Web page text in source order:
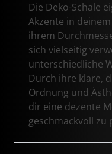
Die Deko-Schale
Akzente in
ihrem
sich vielseitig
unterschiedliche
Durch ihre klare,
Ordnung und
dir eine dezente
geschmackvoll zu